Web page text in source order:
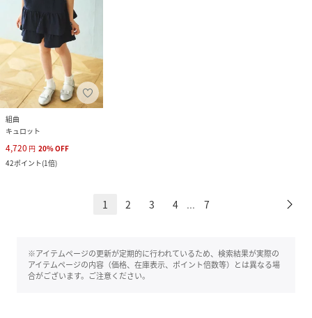
組曲
キュロット
4,720 円 20%OFF
42ポイント(1倍)
1 2 3 4 ... 7
※アイテムページの更新が定期的に行われているため、検索結果が実際の
アイテムページの内容（価格、在庫表示、ポイント倍数等）とは異なる場
合がございます。ご注意ください。